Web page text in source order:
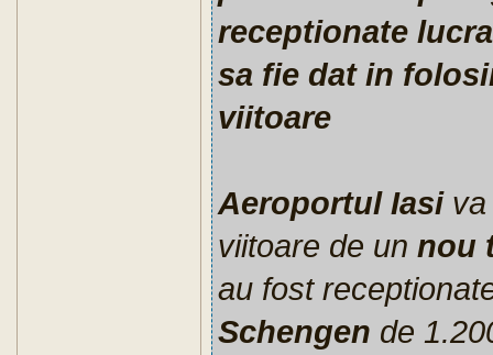
receptionate
sa fie dat in
viitoare
Aeroportul Iasiva
viitoare de un nou
au fost
Schengen de